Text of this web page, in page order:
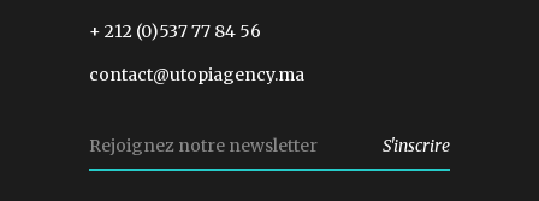
+ 212 (0)537 77 84 56
contact@utopiagency.ma